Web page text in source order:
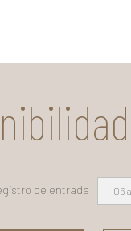
gravida tortor.
de entrada 06